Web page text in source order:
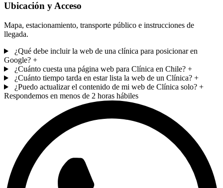
Ubicación y Acceso
Mapa, estacionamiento, transporte público e instrucciones de
llegada.
¿Qué debe incluir la web de una clínica para posicionar en
Google? +
¿Cuánto cuesta una página web para Clínica en Chile? +
¿Cuánto tiempo tarda en estar lista la web de un Clínica? +
¿Puedo actualizar el contenido de mi web de Clínica solo? +
Respondemos en menos de 2 horas hábiles